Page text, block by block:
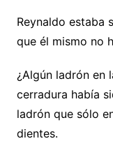
Reynaldo estaba
que él mismo no
¿Algún ladrón en
cerradura había
ladrón que sólo
dientes.